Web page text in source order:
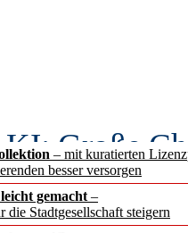
– mit kuratierten
besser versorgen
gemacht –
Stadtgesellschaft steigern
Große